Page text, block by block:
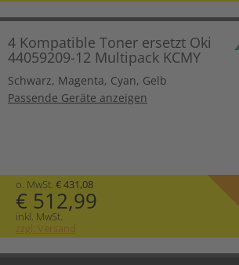
4 Kompatible Toner ersetzt Oki
44059209-12 Multipack KCMY
Schwarz, Magenta, Cyan, Gelb
Passende Geräte anzeigen
o. MwSt. € 431,08
€ 512,99
inkl. MwSt.
zzgl. Versand